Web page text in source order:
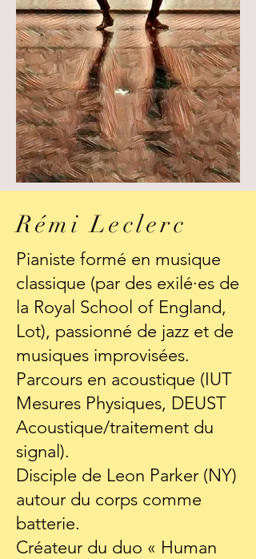
Rémi Leclerc
Pianiste formé en musique
classique (par des exilé·es de
la Royal School of England,
Lot), passionné de jazz et de
musiques improvisées.
Parcours en acoustique (IUT
Mesures Physiques, DEUST
Acoustique/traitement du
signal).
Disciple de Leon Parker (NY)
autour du corps comme
batterie.
Créateur du duo « Human